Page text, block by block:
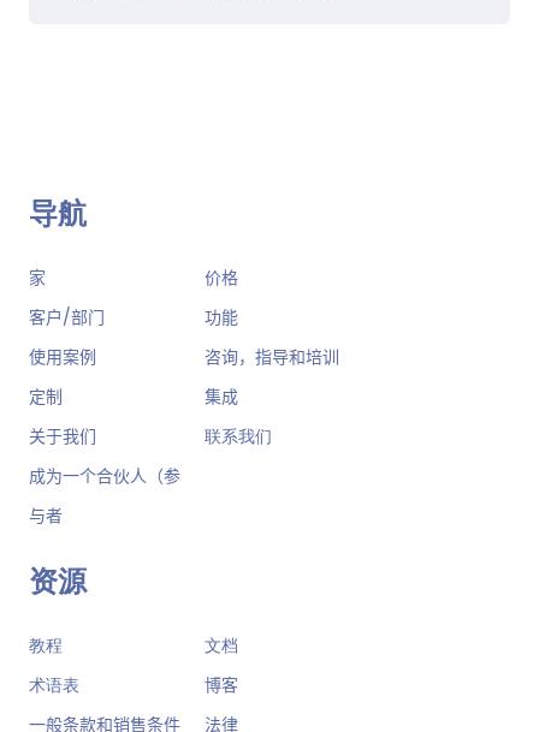
导航
家
价格
客户/部门
功能
使用案例
咨询，指导和培训
定制
集成
关于我们
联系我们
成为一个合伙人（参
与者
资源
教程
文档
术语表
博客
一般条款和销售条件
法律